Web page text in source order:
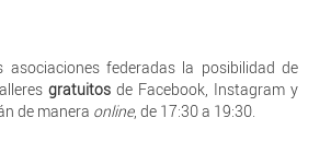
asociaciones federadas la posibilidad de
gratuitos de Facebook, Instagram y
de manera online, de 17:30 a 19:30.